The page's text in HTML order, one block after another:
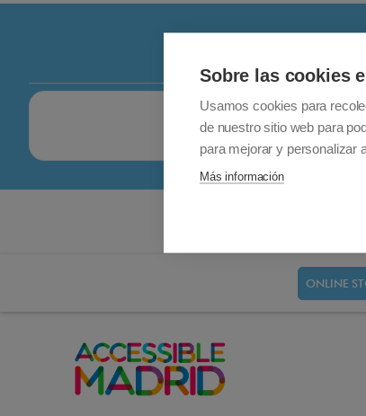
ONLINE
Sobre las cookies
Usamos cookies para
de nuestro sitio web para
para mejorar y personalizar
Más información